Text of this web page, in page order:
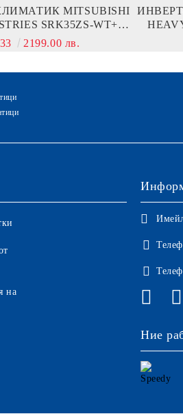
MITSUBISHI
SRK35ZS-WТ+
W
2199.00 лв.
на
Ние